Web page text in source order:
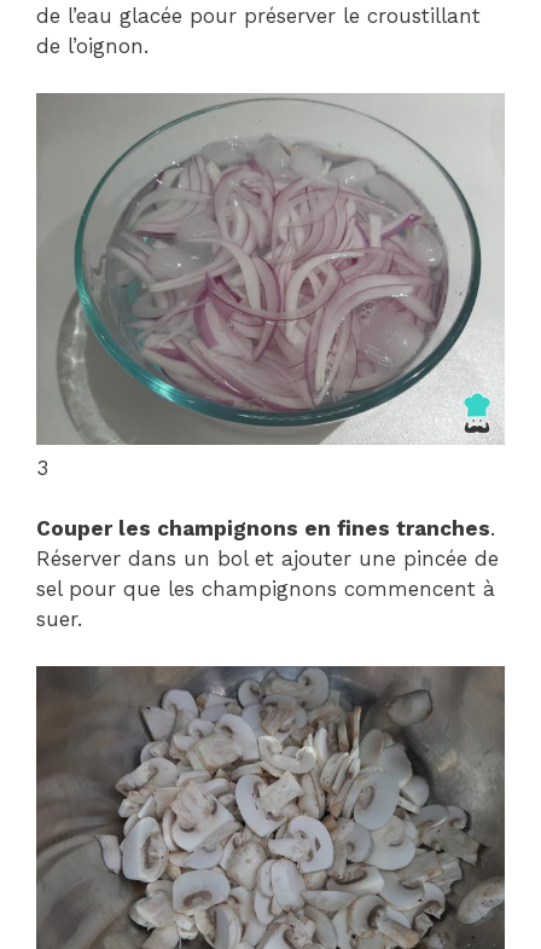
de l’eau glacée pour préserver le croustillant
de l’oignon.
3
Couper les champignons en fines tranches.
Réserver dans un bol et ajouter une pincée de
sel pour que les champignons commencent à
suer.